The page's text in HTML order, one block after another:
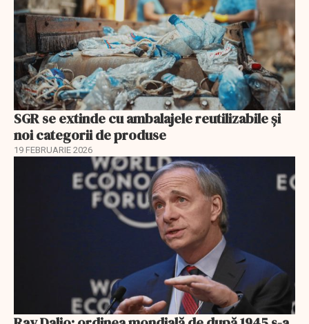
SGR se extinde cu ambalajele reutilizabile și
noi categorii de produse
19 FEBRUARIE 2026